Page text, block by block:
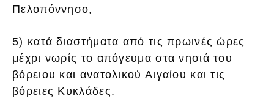
Πελοπόννησο,
5) κατά διαστήματα από τις πρωινές ώρες
μέχρι νωρίς το απόγευμα στα νησιά του
βόρειου και ανατολικού Αιγαίου και τις
βόρειες Κυκλάδες.